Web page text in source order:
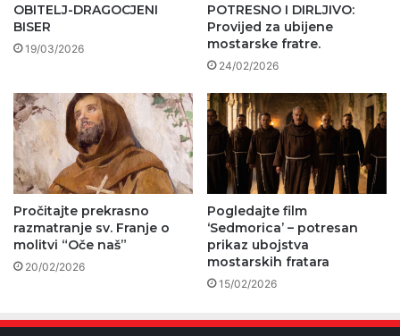
OBITELJ-DRAGOCJENI
BISER
19/03/2026
POTRESNO I DIRLJIVO:
Provijed za ubijene
mostarske fratre.
24/02/2026
Pročitajte prekrasno
razmatranje sv. Franje o
molitvi “Oče naš”
20/02/2026
Pogledajte film
‘Sedmorica’ – potresan
prikaz ubojstva
mostarskih fratara
15/02/2026